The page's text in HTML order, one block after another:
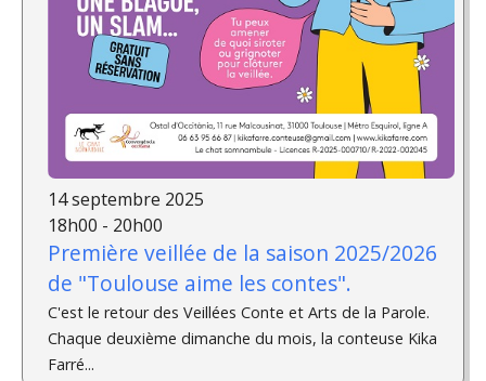
14 septembre 2025
18h00 - 20h00
Première veillée de la saison 2025/2026
de "Toulouse aime les contes".
C'est le retour des Veillées Conte et Arts de la Parole.
Chaque deuxième dimanche du mois, la conteuse Kika
Farré...